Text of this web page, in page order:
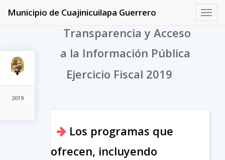
2019
Municipio de Cuajinicuilapa Guerrero
Transparencia y Acceso
a la Información Pública
Ejercicio Fiscal 2019
Los programas que
ofrecen, incluyendo